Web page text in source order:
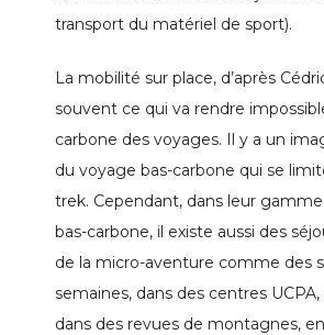
transport du matériel de sport).
La mobilité sur place, d’après
souvent ce qui va rendre
carbone des voyages. Il y a un
du voyage bas-carbone qui se
trek. Cependant, dans leur
bas-carbone, il existe aussi des
de la micro-aventure comme des
semaines, dans des centres UCPA,
dans des revues de montagnes,